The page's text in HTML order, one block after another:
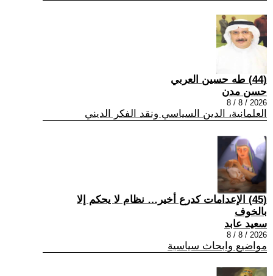
(44) طه حسين العربي
حسن مدن
2026 / 8 / 8
العلمانية، الدين السياسي ونقد الفكر الديني
(45) الإعدامات كدرع أخير… نظام لا يحكم إلا
بالخوف
سعيد عابد
2026 / 8 / 8
مواضيع وابحاث سياسية